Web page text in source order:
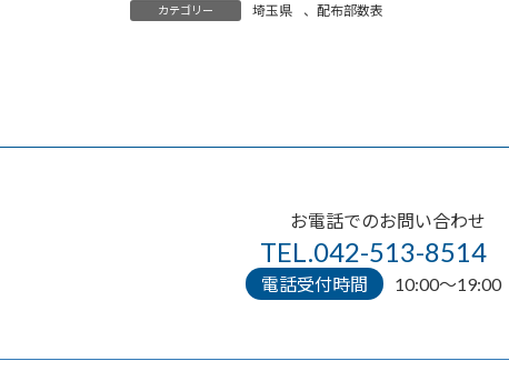
カテゴリー 埼玉県 、 配布部数表
お電話でのお問い合わせ
TEL.042-513-8514
電話受付時間 10:00〜19:00